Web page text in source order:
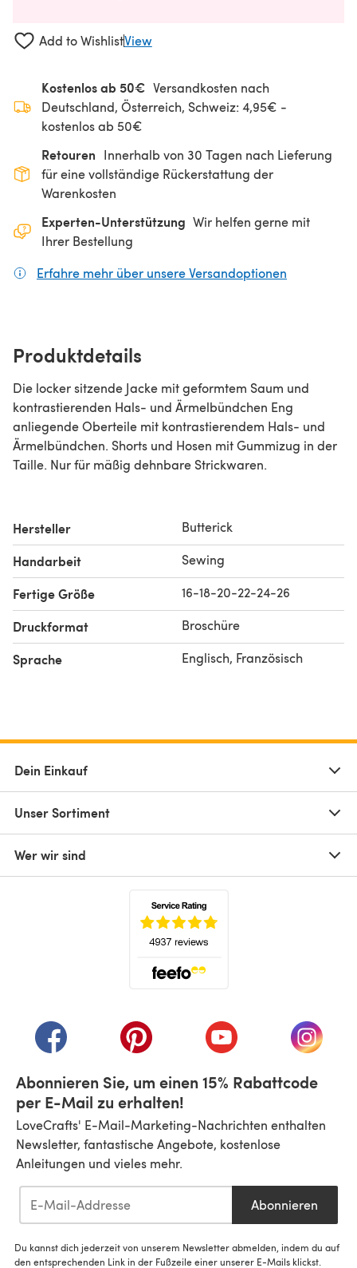
Add to WishlistView
Kostenlos ab 50€ Versandkosten nach
Deutschland, Österreich, Schweiz: 4,95€ -
kostenlos ab 50€
Retouren Innerhalb von 30 Tagen nach Lieferung
für eine vollständige Rückerstattung der
Warenkosten
Experten-Unterstützung Wir helfen gerne mit
Ihrer Bestellung
Erfahre mehr über unsere Versandoptionen
Produktdetails
Die locker sitzende Jacke mit geformtem Saum und
kontrastierenden Hals- und Ärmelbündchen Eng
anliegende Oberteile mit kontrastierendem Hals- und
Ärmelbündchen. Shorts und Hosen mit Gummizug in der
Taille. Nur für mäßig dehnbare Strickwaren.
Hersteller Butterick
Handarbeit Sewing
Fertige Größe 16-18-20-22-24-26
Druckformat Broschüre
Sprache Englisch, Französisch
Dein Einkauf
Unser Sortiment
Wer wir sind
(öffnet sich in einem neuen Tab)
(öffnet sich in einem neuen Tab)
(öffnet sich in einem
(öffnet
Abonnieren Sie, um einen 15% Rabattcode
per E-Mail zu erhalten!
LoveCrafts' E-Mail-Marketing-Nachrichten enthalten
Newsletter, fantastische Angebote, kostenlose
Anleitungen und vieles mehr.
Abonnieren
Du kannst dich jederzeit von unserem Newsletter abmelden, indem du auf
den entsprechenden Link in der Fußzeile einer unserer E-Mails klickst.